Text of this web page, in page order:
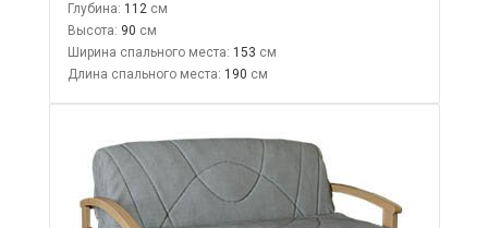
Глубина: 112
Высота: 90
Ширина спального места: 153
Длина спального места: 190